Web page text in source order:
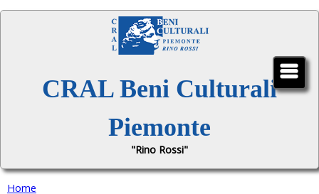
Jump to navigation
CRAL Beni Culturali
Piemonte
"Rino Rossi"
Home